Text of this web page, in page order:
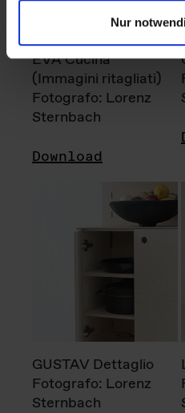
Nur
EVA Cucina
(Immagini ritagliati)
Fotografo: Lorenz
Sternbach
Download
GUSTAV Dettaglio
Fotografo: Lorenz
Sternbach